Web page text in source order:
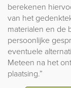
berekenen
van het
materialen en de
persoonlijke
eventuele
Meteen na het
plaatsing.”